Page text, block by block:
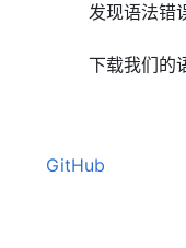
发现语法错
下载我们的
GitHub